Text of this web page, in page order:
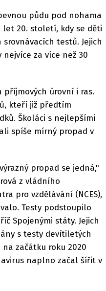
půdu pod nohama
20. století, kdy se děti
testů. Jejich
za více než 30
příjmových úrovní i ras.
kteří již předtím
Školáci s nejlepšími
spíše mírný propad v
propad se jedná,"
z vládního
pro vzdělávání (NCES),
Testy podstoupilo
Spojenými státy. Jejich
s testy devítiletých
začátku roku 2020
naplno začal šířit v